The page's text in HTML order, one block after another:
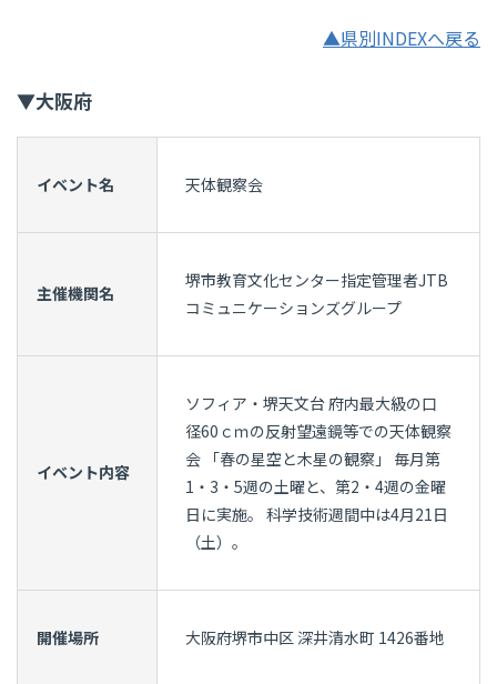
▲県別INDEXへ戻る
▼大阪府
イベント名 天体観察会
主催機関名
堺市教育文化センター指定管理者JTB
コミュニケーションズグループ
イベント内容
ソフィア・堺天文台 府内最大級の口
径60ｃｍの反射望遠鏡等での天体観察
会 「春の星空と木星の観察」 毎月第
1・3・5週の土曜と、第2・4週の金曜
日に実施。 科学技術週間中は4月21日
（土）。
開催場所 大阪府堺市中区 深井清水町 1426番地